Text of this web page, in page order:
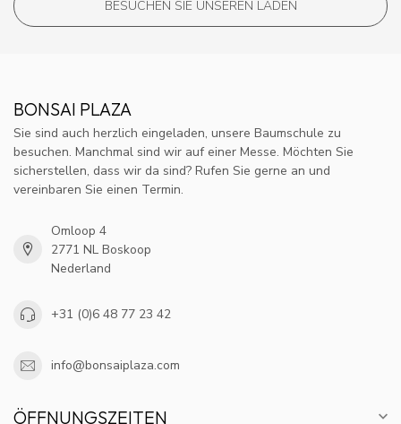
BESUCHEN SIE UNSEREN LADEN
BONSAI PLAZA
Sie sind auch herzlich eingeladen, unsere Baumschule zu
besuchen. Manchmal sind wir auf einer Messe. Möchten Sie
sicherstellen, dass wir da sind? Rufen Sie gerne an und
vereinbaren Sie einen Termin.
Omloop 4
2771 NL Boskoop
Nederland
+31 (0)6 48 77 23 42
info@bonsaiplaza.com
ÖFFNUNGSZEITEN